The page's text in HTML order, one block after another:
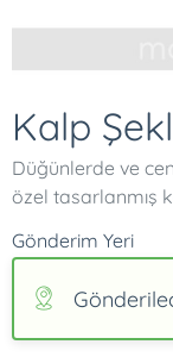
Kalp
Düğünlerde ve
özel tasarlanmış
Gönderim Yeri